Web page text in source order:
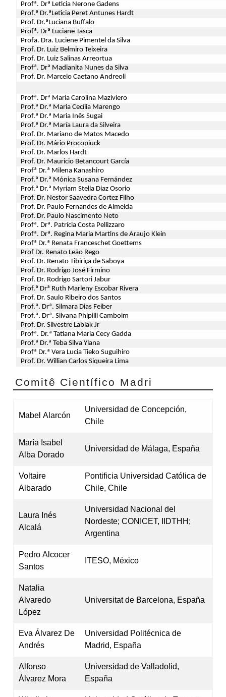
Profª. Drª Leticia Nerone Gadens
Prof.ª Dr.ªLeticia Peret Antunes Hardt
Prof. Dr.ªLuciana Buffalo
Profª. Drª Luciane Tasca
Profa. Dra. Luciene Pimentel da Silva
Prof. Dr. Luiz Belmiro Teixeira
Prof. Dr. Luiz Salinas Arreortua
Profª. Drª Madianita Nunes da Silva
Prof. Dr. Marcelo Caetano Andreoli
Profª. Drª Maria Carolina Maziviero
Prof.ª Dr.ª Maria Cecília Marengo
Prof.ª Dr.ª Maria Inês Sugai
Prof.ª Dr.ª María Laura da Silveira
Prof. Dr. Mariano de Matos Macedo
Prof. Dr. Mário Procopiuck
Prof. Dr. Marlos Hardt
Prof. Dr. Mauricio Betancourt García
Profª Dr.ª Milena Kanashiro
Prof.ª Dr.ª Mónica Susana Fernández
Prof.ª Dr.ª Myriam Stella Diaz Osorio
Prof. Dr. Nestor Saavedra Cortez Filho
Prof. Dr. Paulo Fernandes de Almeida
Prof. Dr. Paulo Nascimento Neto
Profª. Drª. Patrícia Costa Pellizzaro
Profª. Drª. Regina Maria Martins de Araujo Klein
Profª Dr.ª Renata Franceschet Goettems
Prof Dr. Renato Leão Rego
Prof. Dr. Renato Tibiriça de Saboya
Prof. Dr. Rodrigo José Firmino
Prof. Dr. Rodrigo Sartori Jabur
Prof.ª Drª Ruth Marleny Escobar Rivera
Prof. Dr. Saulo Ribeiro dos Santos
Prof.ª. Drª. Silmara Dias Feiber
Prof.ª. Drª. Silvana Phipilli Camboim
Prof. Dr. Silvestre Labiak Jr
Profª. Dr.ª Tatiana Maria Cecy Gadda
Prof.ª Dr.ª Teba Silva Ylana
Profª Dr.ª Vera Lucia Tieko Suguihiro
Prof. Dr. Willian Carlos Siqueira Lima
Comitê Científico Madri
Mabel Alarcón
Universidad de Concepción,
Chile
María Isabel
Alba Dorado
Universidad de Málaga, España
Voltaire
Albarado
Pontificia Universidad Católica de
Chile, Chile
Laura Inés
Alcalá
Universidad Nacional del
Nordeste; CONICET, IIDTHH;
Argentina
Pedro Alcocer
Santos
ITESO, México
Natalia
Alvaredo
López
Universitat de Barcelona, España
Eva Álvarez De
Andrés
Universidad Politécnica de
Madrid, España
Alfonso
Álvarez Mora
Universidad de Valladolid,
España